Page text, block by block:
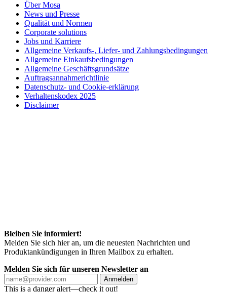
Über Mosa
News und Presse
Qualität und Normen
Corporate solutions
Jobs und Karriere
Allgemeine Verkaufs-, Liefer- und Zahlungsbedingungen
Allgemeine Einkaufsbedingungen
Allgemeine Geschäftsgrundsätze
Auftragsannahmerichtlinie
Datenschutz- und Cookie-erklärung
Verhaltenskodex 2025
Disclaimer
Bleiben Sie informiert!
Melden Sie sich hier an, um die neuesten Nachrichten und
Produktankündigungen in Ihren Mailbox zu erhalten.
Melden Sie sich für unseren Newsletter an
Anmelden
This is a danger alert—check it out!